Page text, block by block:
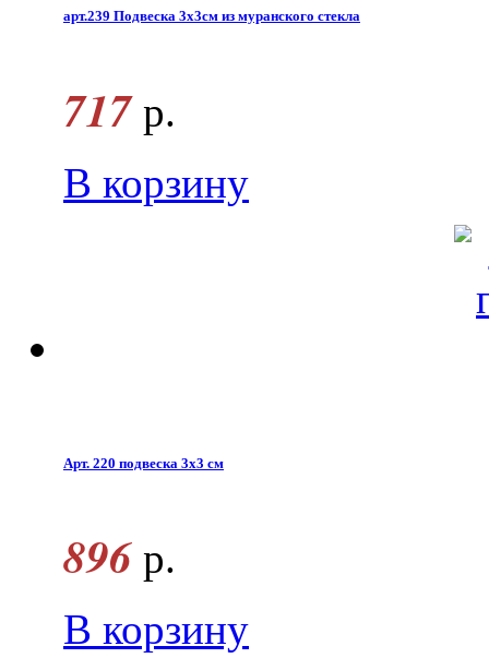
арт.239 Подвеска 3х3см из муранского стекла
717р.
В корзину
Арт. 220 подвеска 3x3 см
896 р.
В корзину